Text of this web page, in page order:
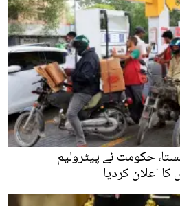
حکومت نے پیٹرولیم
اعلان کردیا